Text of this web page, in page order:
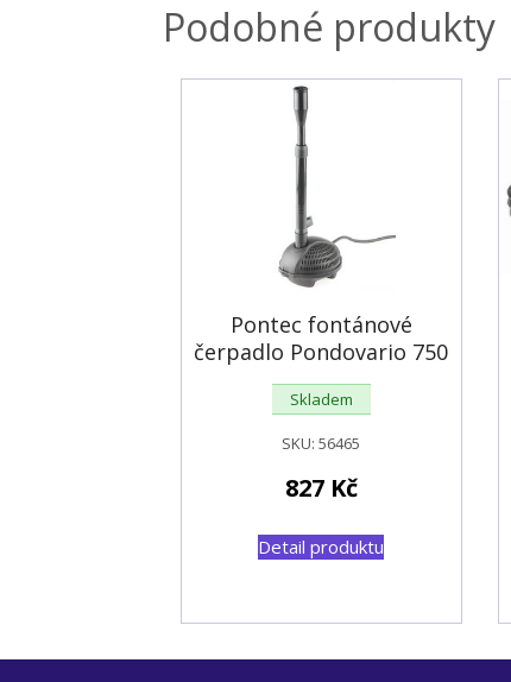
Podobné produkty
Pontec fontánové
čerpadlo Pondovario 750
Skladem
SKU:56465
827 Kč
Detail produktu